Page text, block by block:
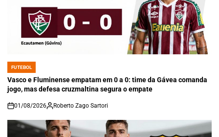
POSTED
IN
FUTEBOL
Vasco e Fluminense empatam em 0 a 0: time da Gávea comanda
jogo, mas defesa cruzmaltina segura o empate
on
01/08/2026 Roberto Zago Sartori